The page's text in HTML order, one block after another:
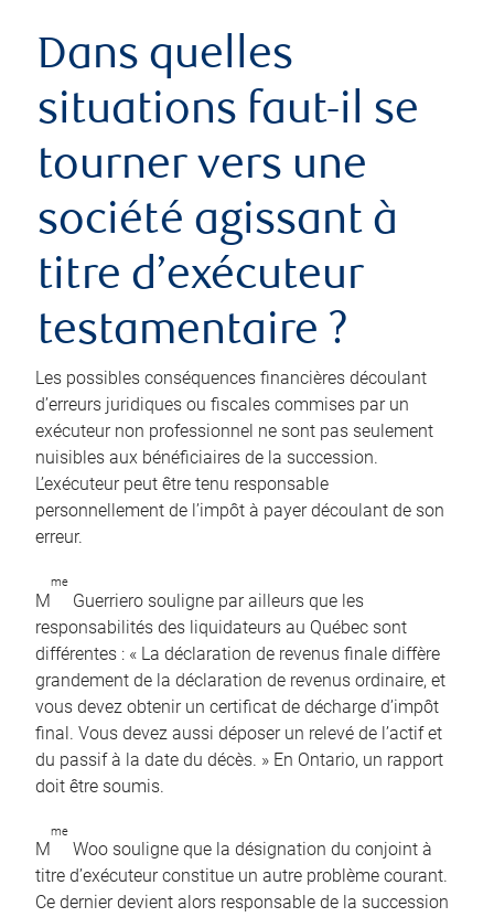
Dans quelles
situations faut-il se
tourner vers une
société agissant à
titre d’exécuteur
testamentaire ?
Les possibles conséquences financières découlant
d’erreurs juridiques ou fiscales commises par un
exécuteur non professionnel ne sont pas seulement
nuisibles aux bénéficiaires de la succession.
L’exécuteur peut être tenu responsable
personnellement de l’impôt à payer découlant de son
erreur.
M
me
Guerriero souligne par ailleurs que les
responsabilités des liquidateurs au Québec sont
différentes : « La déclaration de revenus finale diffère
grandement de la déclaration de revenus ordinaire, et
vous devez obtenir un certificat de décharge d’impôt
final. Vous devez aussi déposer un relevé de l’actif et
du passif à la date du décès. » En Ontario, un rapport
doit être soumis.
M
me
Woo souligne que la désignation du conjoint à
titre d’exécuteur constitue un autre problème courant.
Ce dernier devient alors responsable de la succession